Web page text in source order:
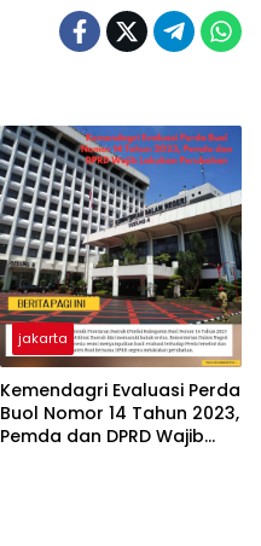
jakarta
Kemendagri Evaluasi Perda
Buol Nomor 14 Tahun 2023,
Pemda dan DPRD Wajib